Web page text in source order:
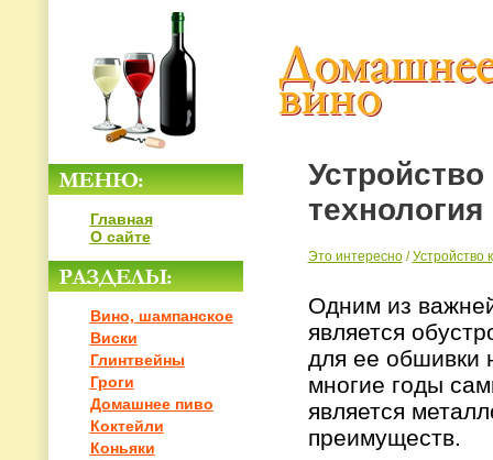
Главная
О сайте
Вино, шампанское
Виски
Глинтвейны
Гроги
Домашнее пиво
Коктейли
Коньяки
технология
Это интересно/Устройство
Одним из
является
для ее обшивки
многие годы
является
преимуществ.